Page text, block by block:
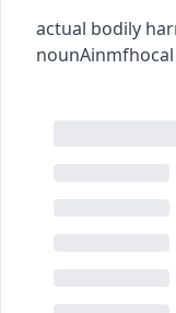
actual bodily
nounAinmfhocal